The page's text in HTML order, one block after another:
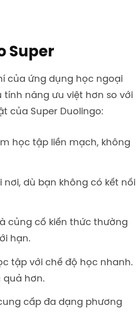
Super
của ứng dụng học ngoại
tính năng ưu việt hơn so với
của Super Duolingo:
học tập liền mạch, không
nơi, dù bạn không có kết nối
củng cố kiến thức thường
hạn.
tập với chế độ học nhanh.
quả hơn.
cấp đa dạng phương